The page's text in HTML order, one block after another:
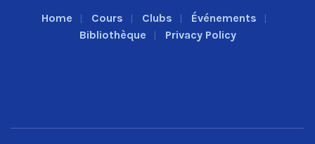
Home Cours Clubs
Événements
Bibliothèque
Privacy Policy